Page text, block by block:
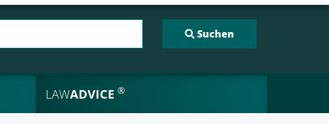
LAWADVICE ®